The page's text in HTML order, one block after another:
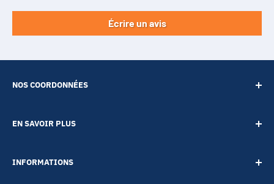
Écrire un avis
NOS COORDONNÉES
EN SAVOIR PLUS
A propos
INFORMATIONS